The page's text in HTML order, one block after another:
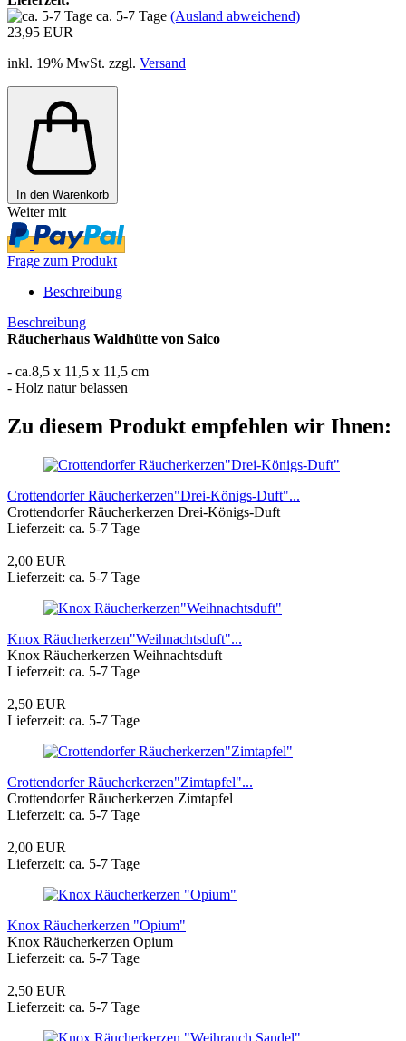
ca. 5-7 Tage (Ausland abweichend)
23,95 EUR
inkl. 19% MwSt. zzgl. Versand
In den Warenkorb
Weiter mit
Frage zum Produkt
Beschreibung
Beschreibung
Räucherhaus Waldhütte von Saico
- ca.8,5 x 11,5 x 11,5 cm
- Holz natur belassen
Zu diesem Produkt empfehlen wir Ihnen:
Crottendorfer Räucherkerzen"Drei-Königs-Duft"...
Crottendorfer Räucherkerzen Drei-Königs-Duft
Lieferzeit: ca. 5-7 Tage
2,00 EUR
Lieferzeit: ca. 5-7 Tage
Knox Räucherkerzen"Weihnachtsduft"...
Knox Räucherkerzen Weihnachtsduft
Lieferzeit: ca. 5-7 Tage
2,50 EUR
Lieferzeit: ca. 5-7 Tage
Crottendorfer Räucherkerzen"Zimtapfel"...
Crottendorfer Räucherkerzen Zimtapfel
Lieferzeit: ca. 5-7 Tage
2,00 EUR
Lieferzeit: ca. 5-7 Tage
Knox Räucherkerzen "Opium"
Knox Räucherkerzen Opium
Lieferzeit: ca. 5-7 Tage
2,50 EUR
Lieferzeit: ca. 5-7 Tage